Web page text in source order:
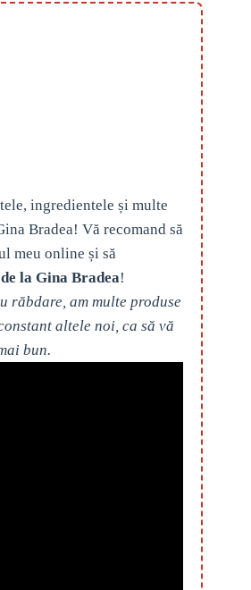
ingredientele și multe
Bradea! Vă recomand să
meu online și să
la Gina Bradea!
răbdare, am multe produse
altele noi, ca să vă
bun.